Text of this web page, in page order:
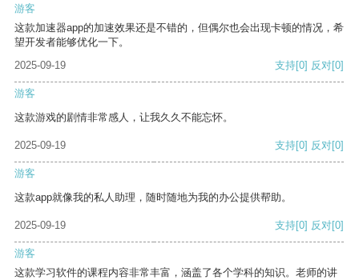
游客
这款加速器app的加速效果还是不错的，但偶尔也会出现卡顿的情况，希
望开发者能够优化一下。
2025-09-19
支持[0] 反对[0]
游客
这款游戏的剧情非常感人，让我久久不能忘怀。
2025-09-19 支持[0] 反对[0]
游客
这款app就像我的私人助理，随时随地为我的办公提供帮助。
2025-09-19 支持[0] 反对[0]
游客
这款学习软件的课程内容非常丰富，涵盖了各个学科的知识。老师的讲